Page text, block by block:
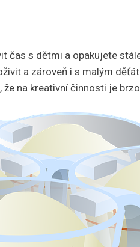
čas s dětmi a opakujete
a zároveň i s malým
na kreativní činnosti je